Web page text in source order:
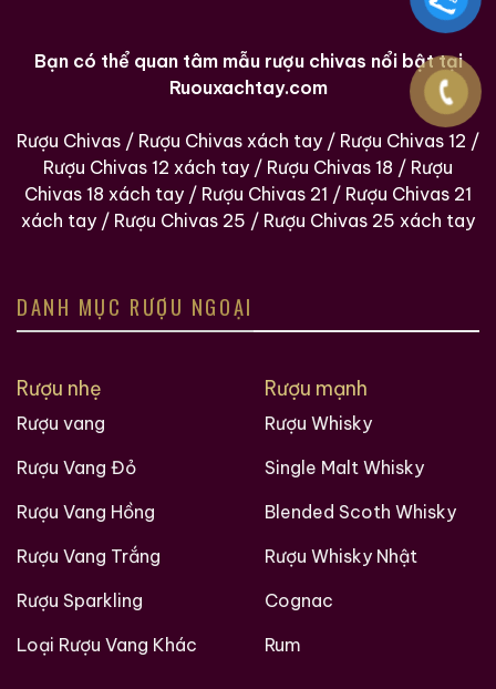
Bạn có thể quan tâm mẫu rượu chivas nổi bật tại
Ruouxachtay.com
Rượu Chivas / Rượu Chivas xách tay / Rượu Chivas 12 /
Rượu Chivas 12 xách tay / Rượu Chivas 18 / Rượu
Chivas 18 xách tay / Rượu Chivas 21 / Rượu Chivas 21
xách tay / Rượu Chivas 25 / Rượu Chivas 25 xách tay
DANH MỤC RƯỢU NGOẠI
Rượu nhẹ
Rượu vang
Rượu Vang Đỏ
Rượu Vang Hồng
Rượu Vang Trắng
Rượu Sparkling
Loại Rượu Vang Khác
Rượu mạnh
Rượu Whisky
Single Malt Whisky
Blended Scoth Whisky
Rượu Whisky Nhật
Cognac
Rum